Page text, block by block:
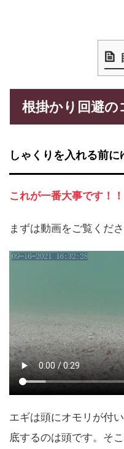
根掛かり回避の
しゃくりを入れる前
これが一番大事です！！
まずは動画をご覧くださ
エギは頭にオモリが付
底するのは頭です。そ